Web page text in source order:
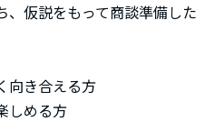
、仮説をもって商談準備した
向き合える方
しめる方